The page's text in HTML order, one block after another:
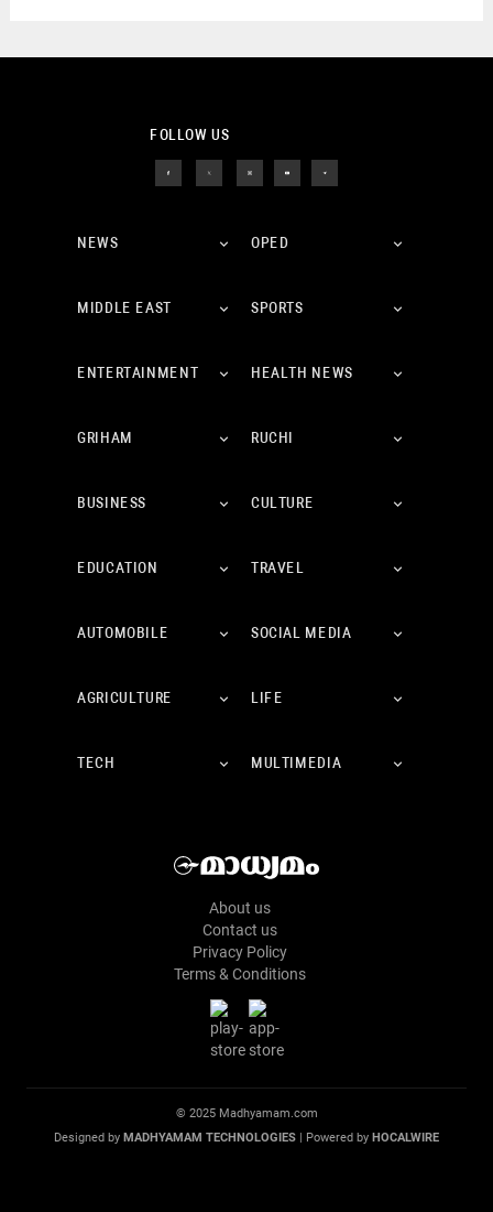
FOLLOW US
NEWS OPED
MIDDLE EAST SPORTS
ENTERTAINMENT HEALTH NEWS
GRIHAM RUCHI
BUSINESS CULTURE
EDUCATION TRAVEL
AUTOMOBILE SOCIAL MEDIA
AGRICULTURE LIFE
TECH MULTIMEDIA
About us
Contact us
Privacy Policy
Terms & Conditions
© 2025 Madhyamam.com
Designed by MADHYAMAM TECHNOLOGIES | Powered by HOCALWIRE